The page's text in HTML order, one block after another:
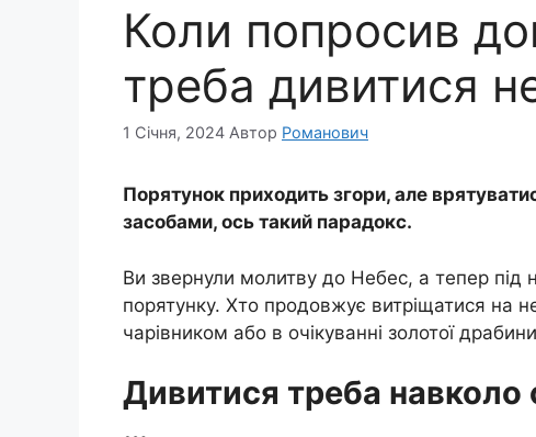
Коли попросив
треба дивитися
1 Січня, 2024 Автор Романович
Порятунок приходить згори, але
засобами, ось такий парадокс.
Ви звернули молитву до Небес, а тепер під
порятунку. Хто продовжує витріщатися на
чарівником або в очікуванні золотої
Дивитися треба